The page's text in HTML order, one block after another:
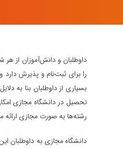
داوطلبان و دانش‌آموزان از
را برای ثبت‌نام و پذیرش
بسیاری از داوطلبان بنا به
تحصیل در دانشگاه مجازی
رشته‌ها به صورت مجازی ارائه
دانشگاه مجازی به داوطلبان